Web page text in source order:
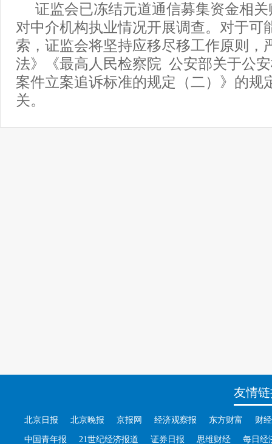
证监会已冻结元道通信募集资金相
对中介机构执业情况开展调查。对于可
索，证监会将坚持应移尽移工作原则，
法》《最高人民检察院 公安部关于公
案件立案追诉标准的规定（二）》的规
关。
友情
北京日报 北京晚报 京报网 经济观察报 东方财富 财
中国青年报 21世纪经济报道 证券日报 思维财经 每日经